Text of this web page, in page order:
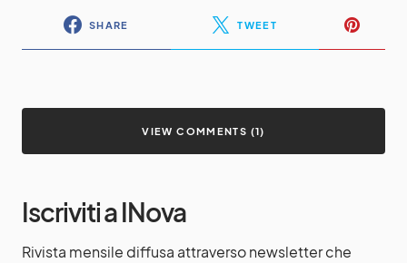
SHARE TWEET
VIEW COMMENTS (1)
Iscriviti a INova
Rivista mensile diffusa attraverso newsletter che